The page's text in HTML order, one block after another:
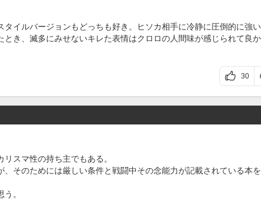
イルバージョンもどっちも好き。ヒソカ相手に冷静に圧倒的に強
き、滅多にみせないキレた表情はクロロの人間味が感じられて良
30
スマ性の持ち主でもある。
そのためには厳しい条件と戦闘中その念能力が記載されている本
。